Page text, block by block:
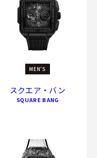
MEN'S
スクエア・バン
SQUARE BANG